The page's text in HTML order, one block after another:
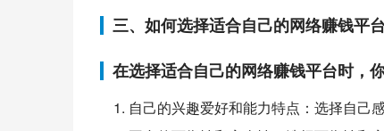
三、如何选择适合自己的网络赚钱平
在选择适合自己的网络赚钱平台时，
自己的兴趣爱好和能力特点：选择自己